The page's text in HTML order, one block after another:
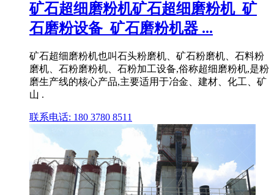
矿石超细磨粉机矿石超细磨粉机_矿
石磨粉设备_矿石磨粉机器 ...
矿石超细磨粉机也叫石头粉磨机、矿石粉磨机、石料粉
磨机、石粉磨粉机、石粉加工设备,俗称超细磨粉机,是粉
磨生产线的核心产品,主要适用于冶金、建材、化工、矿
山 .
联系电话: 180 3780 8511